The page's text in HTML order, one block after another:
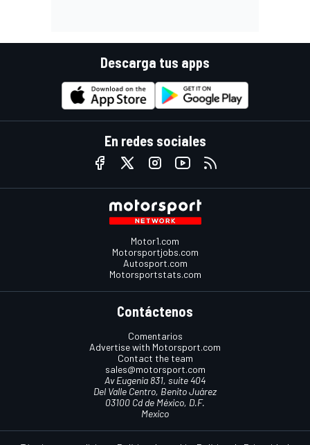
Descarga tus apps
En redes sociales
Motor1.com
Motorsportjobs.com
Autosport.com
Motorsportstats.com
Contáctenos
Comentarios
Advertise with Motorsport.com
Contact the team
sales@motorsport.com
Av Eugenia 831, suite 404
Del Valle Centro, Benito Juárez
03100 Cd de México, D.F.
Mexico